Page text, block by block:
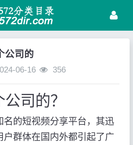
公司的
06-16 356
司的？
名的短视频分享平台，其迅
户群体在国内外都引起了广